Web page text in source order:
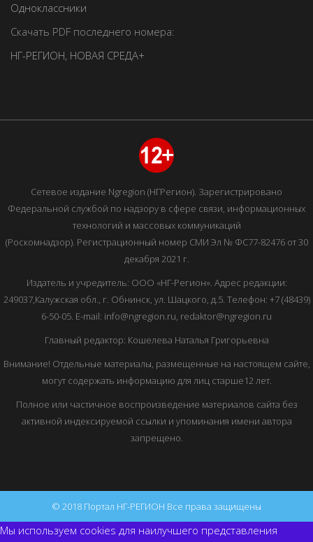
Одноклассники
Скачать PDF последнего номера:
НГ-РЕГИОН, НОВАЯ СРЕДА+
Сетевое издание Ngregion (НГРегион). Зарегистрировано
Федеральной службой по надзору в сфере связи, информационных
технологий и массовых коммуникаций
(Роскомнадзор). Регистрационный номер СМИ Эл № ФС77-82476 от 30
декабря 2021 г.
Издатель и учредитель: ООО «НГ-Регион». Адрес редакции:
249037,Калужская обл., г. Обнинск, ул. Шацкого, д.5. Телефон: +7 (48439)
6-50-05. E-mail: info@ngregion.ru, redaktor@ngregion.ru
Главный редактор: Кошелева Наталья Григорьевна
Внимание! Отдельные материалы, размещенные на настоящем сайте,
могут содержать информацию для лиц старше12 лет.
Полное или частичное воспроизведение материалов сайта без
активной индексируемой ссылки и упоминания имени автора
запрещено.
© 2018 Портал НГ-РЕГИОН Все права защищены
Мы используем cookies для наилучшего представления